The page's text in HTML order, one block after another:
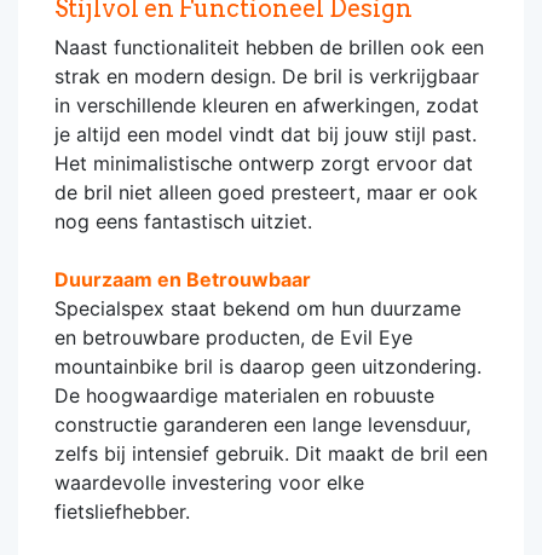
Stijlvol en Functioneel Design
Naast functionaliteit hebben de brillen ook een
strak en modern design. De bril is verkrijgbaar
in verschillende kleuren en afwerkingen, zodat
je altijd een model vindt dat bij jouw stijl past.
Het minimalistische ontwerp zorgt ervoor dat
de bril niet alleen goed presteert, maar er ook
nog eens fantastisch uitziet.
Duurzaam en Betrouwbaar
Specialspex staat bekend om hun duurzame
en betrouwbare producten, de Evil Eye
mountainbike bril is daarop geen uitzondering.
De hoogwaardige materialen en robuuste
constructie garanderen een lange levensduur,
zelfs bij intensief gebruik. Dit maakt de bril een
waardevolle investering voor elke
fietsliefhebber.